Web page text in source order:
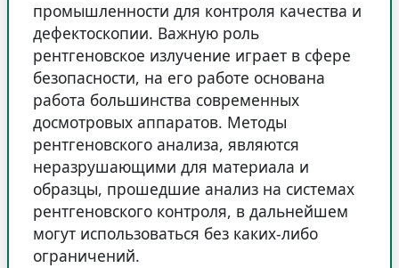
промышленности для контроля качества и
дефектоскопии. Важную роль
рентгеновское излучение играет в сфере
безопасности, на его работе основана
работа большинства современных
досмотровых аппаратов. Методы
рентгеновского анализа, являются
неразрушающими для материала и
образцы, прошедшие анализ на системах
рентгеновского контроля, в дальнейшем
могут использоваться без каких-либо
ограничений.